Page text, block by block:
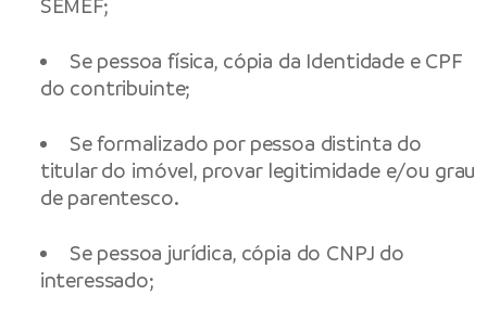
SEMEF;
Se pessoa física, cópia da Identidade e CPF
do contribuinte;
Se formalizado por pessoa distinta do
titular do imóvel, provar legitimidade e/ou grau
de parentesco.
Se pessoa jurídica, cópia do CNPJ do
interessado;